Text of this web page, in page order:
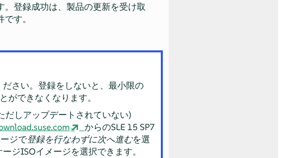
。登録成功は、製品の更新を受け取
す。
さい。登録をしないと、最小限の
ができなくなります。
だしアップデートされていない)
からのSLE 15 SP7
ジで登録を行なわずに次へ進むを選
ジISOイメージを選択できます。